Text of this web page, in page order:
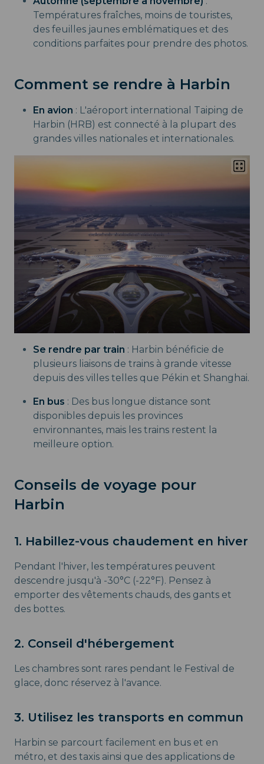
Températures fraîches, moins de touristes,
des feuilles jaunes emblématiques et des
conditions parfaites pour prendre des photos.
Comment se rendre à Harbin
En avion : L'aéroport international Taiping de
Harbin (HRB) est connecté à la plupart des
grandes villes nationales et internationales.
Se rendre par train : Harbin bénéficie de
plusieurs liaisons de trains à grande vitesse
depuis des villes telles que Pékin et Shanghai.
En bus : Des bus longue distance sont
disponibles depuis les provinces
environnantes, mais les trains restent la
meilleure option.
Conseils de voyage pour
Harbin
1. Habillez-vous chaudement en hiver
Pendant l'hiver, les températures peuvent
descendre jusqu'à -30°C (-22°F). Pensez à
emporter des vêtements chauds, des gants et
des bottes.
2. Conseil d'hébergement
Les chambres sont rares pendant le Festival de
glace, donc réservez à l'avance.
3. Utilisez les transports en commun
Harbin se parcourt facilement en bus et en
métro, et des taxis ainsi que des applications de